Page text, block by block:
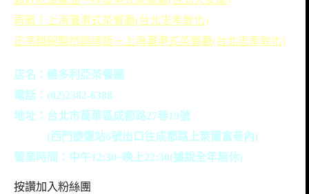
再戰！上海灘港式茶餐廳(台北忠孝敦化)
正宗雞碗黯然銷魂飯－上海灘港式茶餐廳(台北忠孝敦化)
店名：維多利亞茶餐廳
電話：(02)2382-6388
地址：台北市萬華區成都路27巷19號
(西門捷運站6號出口往成都路上萊爾富巷內)
營業時間：中午12:30~晚上22:30(據說全年無休)
按讚加入粉絲團